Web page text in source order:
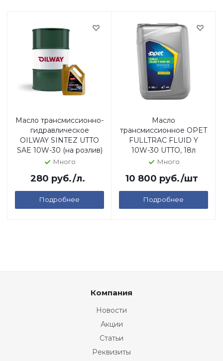
Масло трансмиссионно-
гидравлическое
OILWAY SINTEZ UTTO
SAE 10W-30 (на розлив)
Много
280 руб./л.
Подробнее
Масло
трансмиссионное OPET
FULLTRAC FLUID Y
10W-30 UTTO, 18л
Много
10 800 руб./шт
Подробнее
Компания
Новости
Акции
Статьи
Реквизиты